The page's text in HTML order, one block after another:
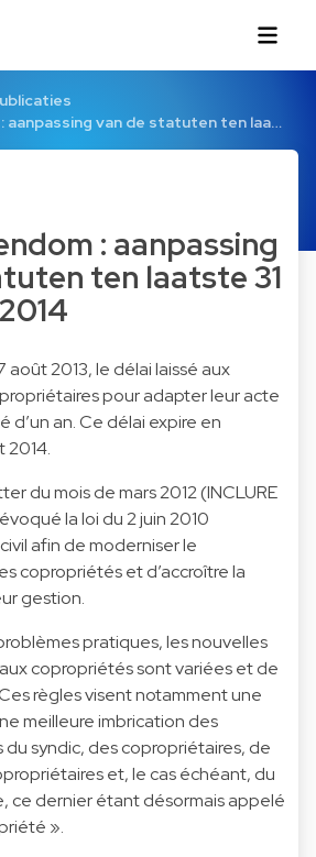
aanpassing van de statuten ten laa…
: aanpassing
ten laatste 31
août 2013, le délai laissé aux
pour adapter leur acte
d’un an. Ce délai expire en
2014.
du mois de mars 2012 (INCLURE
la loi du 2 juin 2010
afin de moderniser le
copropriétés et d’accroître la
gestion.
pratiques, les nouvelles
copropriétés sont variées et de
règles visent notamment une
meilleure imbrication des
syndic, des copropriétaires, de
et, le cas échéant, du
ce dernier étant désormais appelé
».